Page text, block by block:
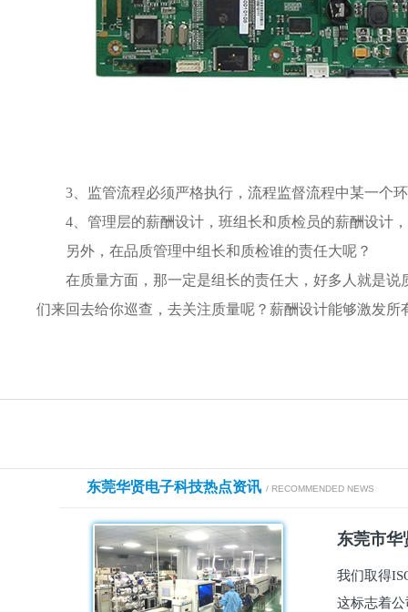
3、 监管流程必须严格执行， 流程监督流程中某一个
4、管理层的薪酬设计，班组长和质检员的薪酬设计
另外，在品质管理中组长和质检谁的责任大呢？
在质量方面，那一定是组长的责任大，好多人就是
们来回去给你巡查，去关注质量呢？薪酬设计能够激发
东莞华贤电子科技热点资讯 / RECOMMENDED NEWS
东莞市华
我们取得
这标志着